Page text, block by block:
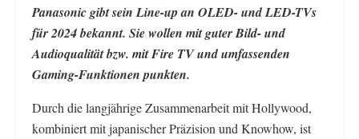
Panasonic gibt sein Line-up an OLED- und LED-TVs
für 2024 bekannt. Sie wollen mit guter Bild- und
Audioqualität bzw. mit Fire TV und umfassenden
Gaming-Funktionen punkten.
Durch die langjährige Zusammenarbeit mit Hollywood,
kombiniert mit japanischer Präzision und Knowhow, ist